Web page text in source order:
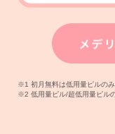
※1 初月無料は低用量ピルの
※2 低用量ピル/超低用量ピル